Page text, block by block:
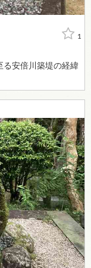
1
る安倍川築堤の経緯